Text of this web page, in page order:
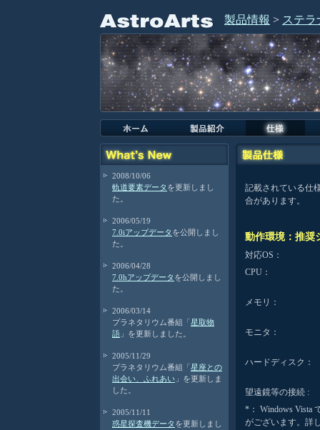
製品情報 > ステラ
2008/10/06
軌道要素データ を更新しまし
た。
2006/05/19
7.0iアップデータ を公開しまし
た。
2006/04/28
7.0hアップデータ を公開しまし
た。
2006/03/14
プラネタリウム番組「星取物
語 」を更新しました。
2005/11/29
プラネタリウム番組「星座との
出会い、ふれあい 」を更新しま
した。
2005/11/11
惑星探査機データ を更新しまし
記載されている仕
合があります。
動作環境：推奨
対応OS：
CPU：
メモリ：
モニタ：
ハードディスク：
望遠鏡等の接続 :
*： Windows Vista
がございます。詳